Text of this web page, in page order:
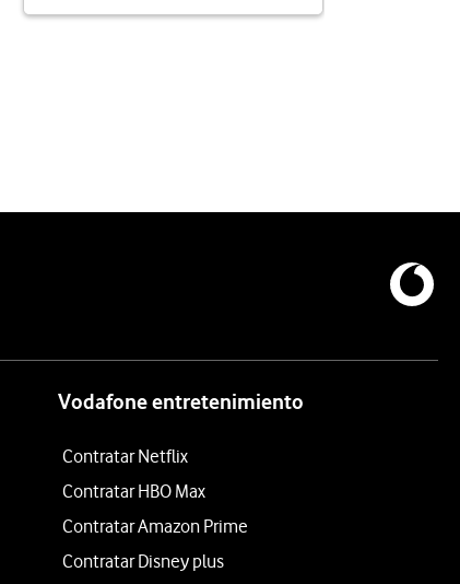
Vodafone entretenimiento
Contratar Netflix
Contratar HBO Max
Contratar Amazon Prime
Contratar Disney plus